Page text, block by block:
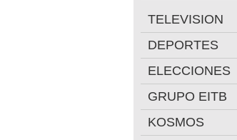
TELEVISION
DEPORTES
ELECCIONES
GRUPO EITB
KOSMOS